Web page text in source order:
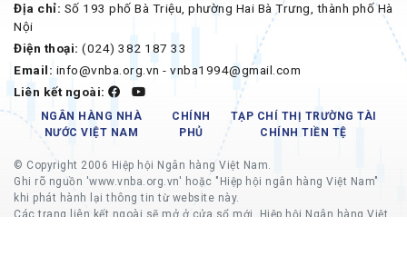
Địa chỉ: Số 193 phố Bà Triệu, phường Hai Bà Trưng, thành phố Hà
Nội
Điện thoại: (024) 382 187 33
Email: info@vnba.org.vn - vnba1994@gmail.com
Liên kết ngoài:
NGÂN HÀNG NHÀ
NƯỚC VIỆT NAM
CHÍNH
PHỦ
TẠP CHÍ THỊ TRƯỜNG TÀI
CHÍNH TIỀN TỆ
© Copyright 2006 Hiệp hội Ngân hàng Việt Nam.
Ghi rõ nguồn 'www.vnba.org.vn' hoặc "Hiệp hội ngân hàng Việt Nam"
khi phát hành lại thông tin từ website này.
Các trang liên kết ngoài sẽ mở ở cửa sổ mới, Hiệp hội Ngân hàng Việt